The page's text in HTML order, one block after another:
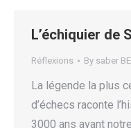
L’échiquier de
Réflexions By saber
La légende la plus
d’échecs raconte
3000 ans avant